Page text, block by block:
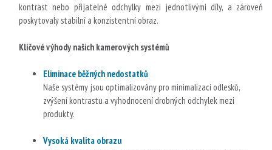
kontrast nebo přijatelné odchylky mezi jednotlivými díly, a zároveň
poskytovaly stabilní a konzistentní obraz.
Klíčové výhody našich kamerových systémů
Eliminace běžných nedostatků
Naše systémy jsou optimalizovány pro minimalizaci odlesků,
zvýšení kontrastu a vyhodnocení drobných odchylek mezi
produkty.
Vysoká kvalita obrazu